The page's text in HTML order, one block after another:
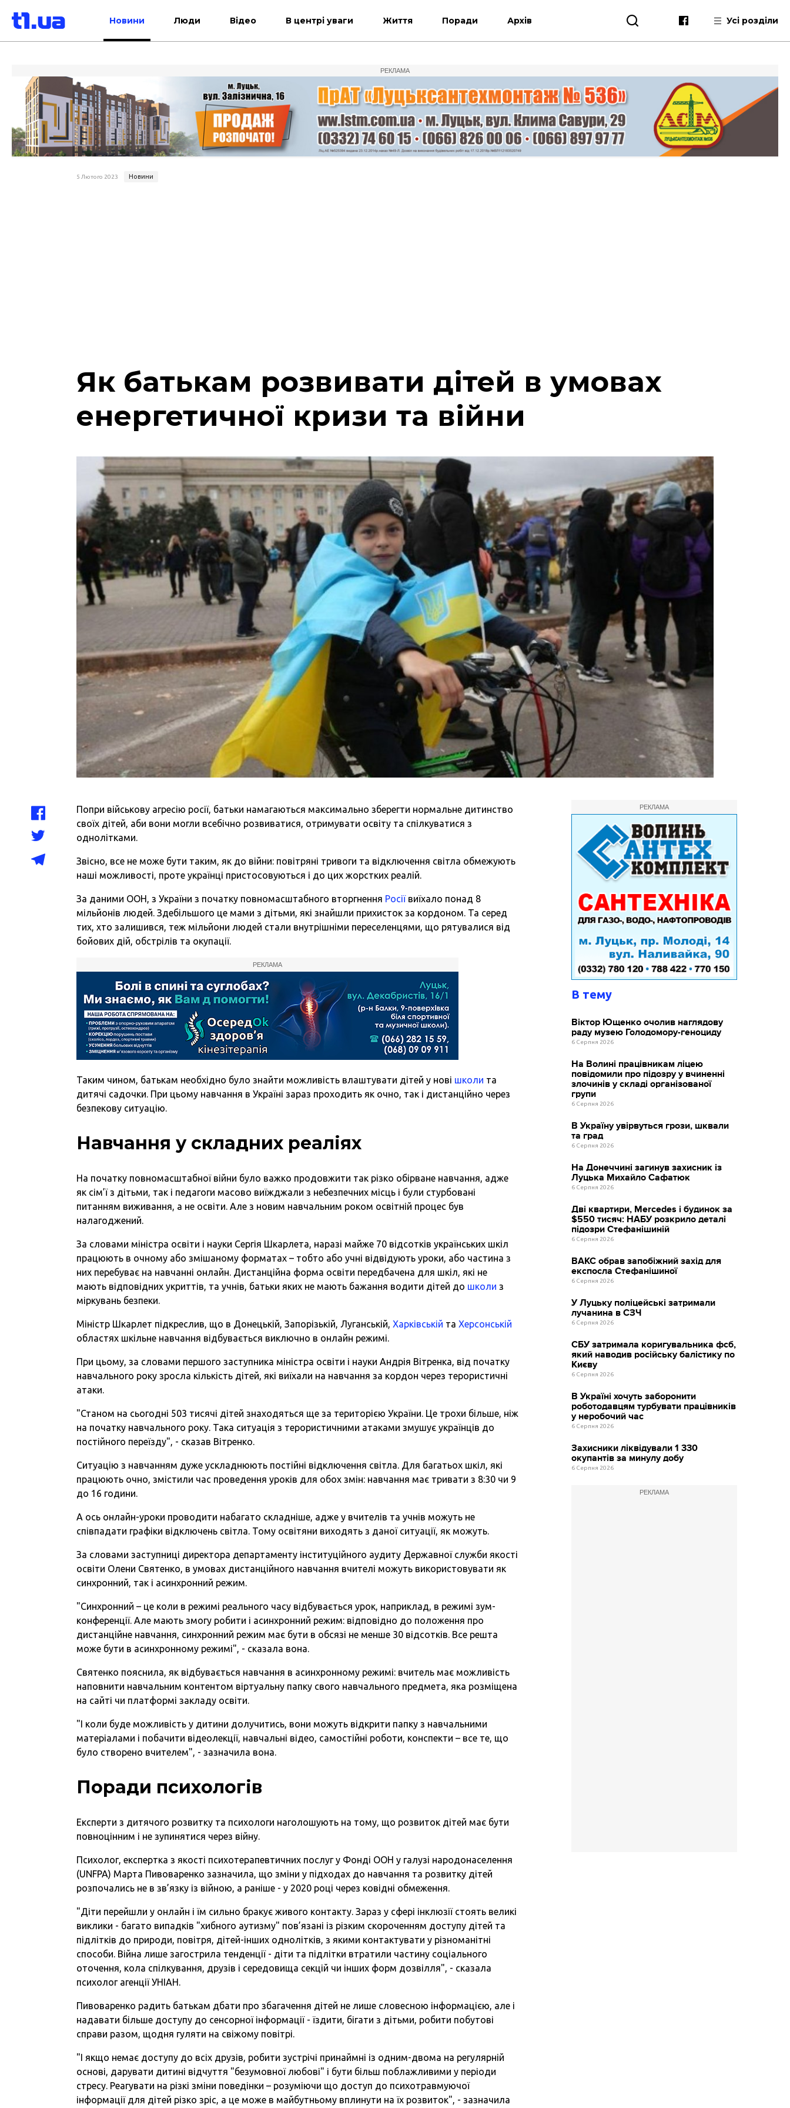
Новини Люди Відео В центрі уваги Життя Поради Архів Усі розділи
РЕКЛАМА
5 Лютого 2023 Новини
Як батькам розвивати дітей в умовах
енергетичної кризи та війни
Попри військову агресію росії, батьки намагаються максимально зберегти нормальне дитинство
своїх дітей, аби вони могли всебічно розвиватися, отримувати освіту та спілкуватися з
однолітками.
Звісно, все не може бути таким, як до війни: повітряні тривоги та відключення світла обмежують
наші можливості, проте українці пристосовуються і до цих жорстких реалій.
За даними ООН, з України з початку повномасштабного вторгнення Росіївиїхало понад 8
мільйонів людей. Здебільшого це мами з дітьми, які знайшли прихисток за кордоном. Та серед
тих, хто залишився, теж мільйони людей стали внутрішніми переселенцями, що рятувалися від
бойових дій, обстрілів та окупації.
РЕКЛАМА
Таким чином, батькам необхідно було знайти можливість влаштувати дітей у нові школи та
дитячі садочки. При цьому навчання в Україні зараз проходить як очно, так і дистанційно через
безпекову ситуацію.
Навчання у складних реаліях
На початку повномасштабної війни було важко продовжити так різко обірване навчання, адже
як сім’ї з дітьми, так і педагоги масово виїжджали з небезпечних місць і були стурбовані
питанням виживання, а не освіти. Але з новим навчальним роком освітній процес був
налагоджений.
За словами міністра освіти і науки Сергія Шкарлета, наразі майже 70 відсотків українських шкіл
працюють в очному або змішаному форматах – тобто або учні відвідують уроки, або частина з
них перебуває на навчанні онлайн. Дистанційна форма освіти передбачена для шкіл, які не
мають відповідних укриттів, та учнів, батьки яких не мають бажання водити дітей до школи з
міркувань безпеки.
Міністр Шкарлет підкреслив, що в Донецькій, Запорізькій, Луганській,Харківській таХерсонській
областях шкільне навчання відбувається виключно в онлайн режимі.
При цьому, за словами першого заступника міністра освіти і науки Андрія Вітренка, від початку
навчального року зросла кількість дітей, які виїхали на навчання за кордон через терористичні
атаки.
"Станом на сьогодні 503 тисячі дітей знаходяться ще за територією України. Це трохи більше, ніж
на початку навчального року. Така ситуація з терористичними атаками змушує українців до
постійного переїзду", - сказав Вітренко.
Ситуацію з навчанням дуже ускладнюють постійні відключення світла. Для багатьох шкіл, які
працюють очно, змістили час проведення уроків для обох змін: навчання має тривати з 8:30 чи 9
до 16 години.
А ось онлайн-уроки проводити набагато складніше, адже у вчителів та учнів можуть не
співпадати графіки відключень світла. Тому освітяни виходять з даної ситуації, як можуть.
За словами заступниці директора департаменту інституційного аудиту Державної служби якості
освіти Олени Святенко, в умовах дистанційного навчання вчителі можуть використовувати як
синхронний, так і асинхронний режим.
"Синхронний – це коли в режимі реального часу відбувається урок, наприклад, в режимі зум-
конференції. Але мають змогу робити і асинхронний режим: відповідно до положення про
дистанційне навчання, синхронний режим має бути в обсязі не менше 30 відсотків. Все решта
може бути в асинхронному режимі", - сказала вона.
Святенко пояснила, як відбувається навчання в асинхронному режимі: вчитель має можливість
наповнити навчальним контентом віртуальну папку свого навчального предмета, яка розміщена
на сайті чи платформі закладу освіти.
"І коли буде можливість у дитини долучитись, вони можуть відкрити папку з навчальними
матеріалами і побачити відеолекції, навчальні відео, самостійні роботи, конспекти – все те, що
було створено вчителем", - зазначила вона.
Поради психологів
Експерти з дитячого розвитку та психологи наголошують на тому, що розвиток дітей має бути
повноцінним і не зупинятися через війну.
Психолог, експертка з якості психотерапевтичних послуг у Фонді ООН у галузі народонаселення
(UNFPA) Марта Пивоваренко зазначила, що зміни у підходах до навчання та розвитку дітей
розпочались не в зв’язку із війною, а раніше - у 2020 році через ковідні обмеження.
"Діти перейшли у онлайн і їм сильно бракує живого контакту. Зараз у сфері інклюзії стоять великі
виклики - багато випадків "хибного аутизму" пов’язані із різким скороченням доступу дітей та
підлітків до природи, повітря, дітей-інших однолітків, з якими контактувати у різноманітні
способи. Війна лише загострила тенденції - діти та підлітки втратили частину соціального
оточення, кола спілкування, друзів і середовища секцій чи інших форм дозвілля", - сказала
психолог агенції УНІАН.
Пивоваренко радить батькам дбати про збагачення дітей не лише словесною інформацією, але і
надавати більше доступу до сенсорної інформації - їздити, бігати з дітьми, робити побутові
справи разом, щодня гуляти на свіжому повітрі.
"І якщо немає доступу до всіх друзів, робити зустрічі принаймні із одним-двома на регулярній
основі, дарувати дитині відчуття "безумовної любові" і бути більш поблажливими у періоди
стресу. Реагувати на різкі зміни поведінки – розуміючи що доступ до психотравмуючої
інформації для дітей різко зріс, а це може в майбутньому вплинути на їх розвиток", - зазначила
РЕКЛАМА
В тему
Віктор Ющенко очолив наглядову
раду музею Голодомору-геноциду
6 Серпня 2026
На Волині працівникам ліцею
повідомили про підозру у вчиненні
злочинів у складі організованої
групи
6 Серпня 2026
В Україну увірвуться грози, шквали
та град
6 Серпня 2026
На Донеччині загинув захисник із
Луцька Михайло Сафатюк
6 Серпня 2026
Дві квартири, Mercedes і будинок за
$550 тисяч: НАБУ розкрило деталі
підозри Стефанішиній
6 Серпня 2026
ВАКС обрав запобіжний захід для
експосла Стефанішиної
6 Серпня 2026
У Луцьку поліцейські затримали
лучанина в СЗЧ
6 Серпня 2026
СБУ затримала коригувальника фсб,
який наводив російську балістику по
Києву
6 Серпня 2026
В Україні хочуть заборонити
роботодавцям турбувати працівників
у неробочий час
6 Серпня 2026
Захисники ліквідували 1 330
окупантів за минулу добу
6 Серпня 2026
РЕКЛАМА